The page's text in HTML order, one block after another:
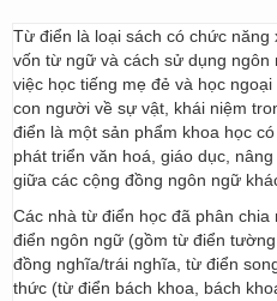
Từ điển là loại sách có chức
vốn từ ngữ và cách sử dụng
việc học tiếng mẹ đẻ và học
con người về sự vật, khái niệm
điển là một sản phẩm khoa học
phát triển văn hoá, giáo dục,
giữa các cộng đồng ngôn ngữ
Các nhà từ điển học đã phân
điển ngôn ngữ (gồm từ điển
đồng nghĩa/trái nghĩa, từ điển
thức (từ điển bách khoa, bách